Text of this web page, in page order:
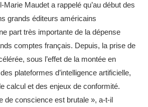
Marie Maudet a rappelé qu’au début des
grands éditeurs américains
part très importante de la dépense
comptes français. Depuis, la prise de
sous l’effet de la montée en
plateformes d’intelligence artificielle,
calcul et des enjeux de conformité.
de conscience est brutale », a-t-il